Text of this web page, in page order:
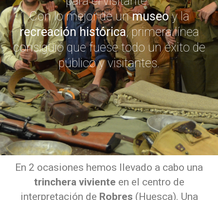
Con lo mejor de unmuseoy la
recreación histórica, primera línea
consiguió que fuese todo un éxito de
público y visitantes.
En 2 ocasiones hemos llevado a cabo una
trinchera viviente en el centro de
interpretación de Robres (Huesca). Una